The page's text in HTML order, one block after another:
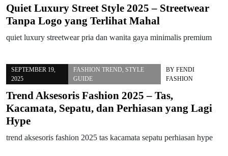
Quiet Luxury Street Style 2025 – Streetwear
Tanpa Logo yang Terlihat Mahal
quiet luxury streetwear pria dan wanita gaya minimalis premium
SEPTEMBER 19,
2025
FASHION TREND STYLE
GUIDE
BY FENDI
FASHION
Trend Aksesoris Fashion 2025 – Tas,
Kacamata, Sepatu, dan Perhiasan yang Lagi
Hype
trend aksesoris fashion 2025 tas kacamata sepatu perhiasan hype